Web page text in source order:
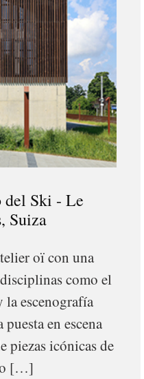
del Ski - Le
Suiza
oï con una
como el
la escenografía
puesta en escena
piezas icónicas de
[…]